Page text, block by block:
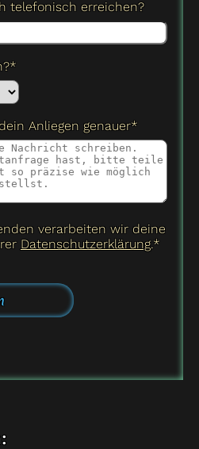
telefonisch erreichen?
Anliegen genauer*
verarbeiten wir deine
Datenschutzerklärung.*